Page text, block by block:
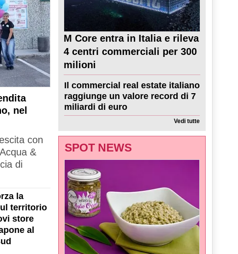
nel
con
&
di
la
territorio
store
al
M Core entra in Italia e rileva
4 centri commerciali per 300
milioni
Il commercial real estate italiano
raggiunge un valore record di 7
miliardi di euro
Vedi tutte
SPOT NEWS